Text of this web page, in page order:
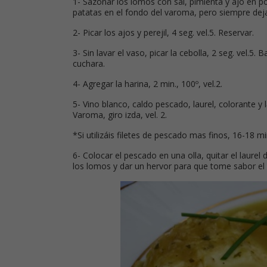
patatas en el fondo del varoma, pero siempre
2- Picar los ajos y perejil, 4 seg. vel.5. Reservar.
3- Sin lavar el vaso, picar la cebolla, 2 seg. vel.5.
cuchara.
4- Agregar la harina, 2 min., 100º, vel.2.
5- Vino blanco, caldo pescado, laurel, colorante
Varoma, giro izda, vel. 2.
*Si utilizáis filetes de pescado mas finos, 16-18
6- Colocar el pescado en una olla, quitar el laurel
los lomos y dar un hervor para que tome sabor